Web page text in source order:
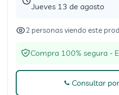
Jueves 13 de agosto
2 personas viendo este
Compra 100% segura -
Consultar